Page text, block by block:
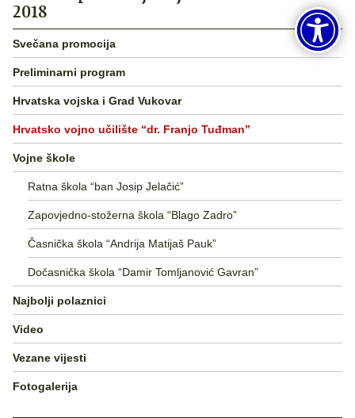
2018
Svečana promocija
Preliminarni program
Hrvatska vojska i Grad Vukovar
Hrvatsko vojno učilište “dr. Franjo Tuđman”
Vojne škole
Ratna škola “ban Josip Jelačić”
Zapovjedno-stožerna škola “Blago Zadro”
Časnička škola “Andrija Matijaš Pauk”
Dočasnička škola “Damir Tomljanović Gavran”
Najbolji polaznici
Video
Vezane vijesti
Fotogalerija